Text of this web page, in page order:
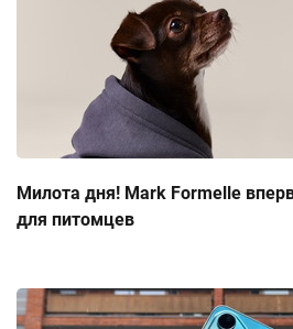
Милота дня! Mark Formelle
для питомцев